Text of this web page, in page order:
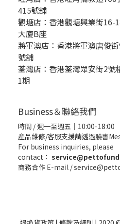
415號舖
觀塘店：香港觀塘興業街16-
大廈B座
將軍澳店：香港將軍澳唐俊
號舖
荃灣店：香港荃灣眾安街2號
1期
Business＆聯絡我們
時間 / 週一至週五｜10:00-18:00
產品維修/客服支援請透過臉書
For business inquiries, please
contact：
商務合作 E-mail /